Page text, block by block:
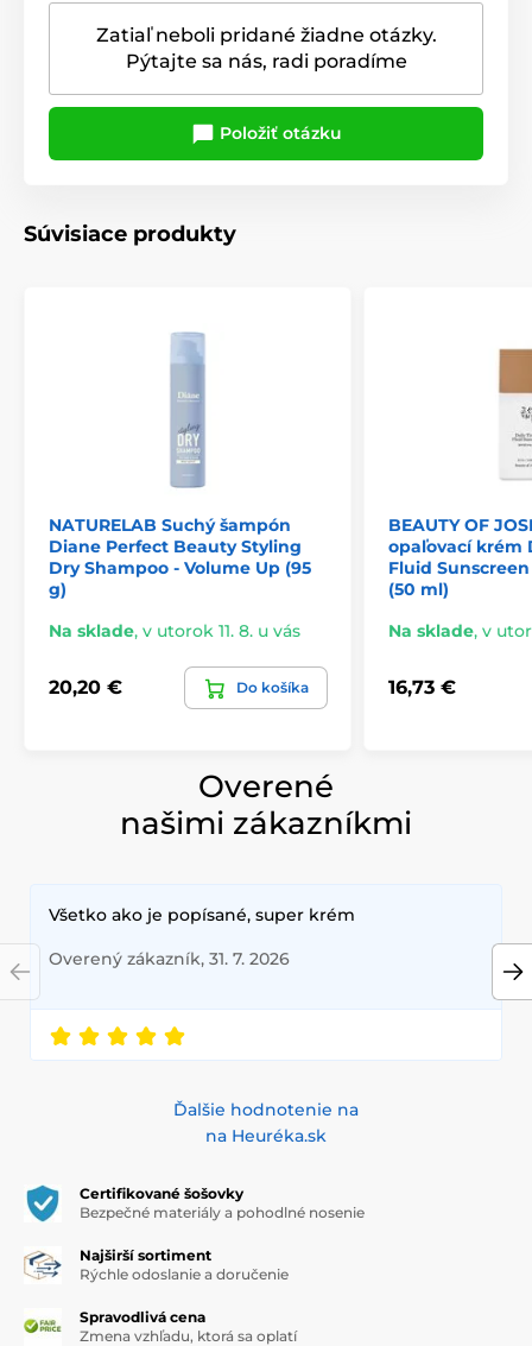
Zatiaľ neboli pridané žiadne otázky.
Pýtajte sa nás, radi poradíme
Položiť otázku
Súvisiace produkty
NATURELAB Suchý šampón
Diane Perfect Beauty Styling
Dry Shampoo - Volume Up (95
g)
Na sklade, v utorok 11. 8. u vás
20,20 € Do košíka
BEAUTY OF
opaľovací krém
Fluid Sunscreen
(50 ml)
Na sklade, v
16,73 €
Overené
našimi zákazníkmi
Všetko ako je popísané, super krém
Overený zákazník, 31. 7. 2026
Ďalšie hodnotenie na
na Heuréka.sk
Certifikované šošovky
Bezpečné materiály a pohodlné nosenie
Najširší sortiment
Rýchle odoslanie a doručenie
Spravodlivá cena
Zmena vzhľadu, ktorá sa oplatí